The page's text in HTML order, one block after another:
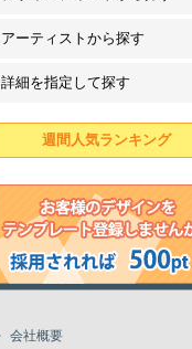
アーティストから探す
詳細を指定して探す
週間人気ランキング
会社概要